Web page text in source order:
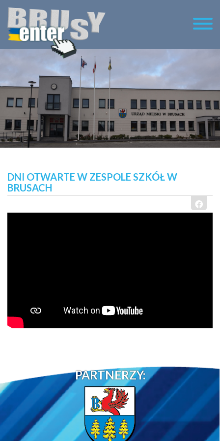
DNI OTWARTE W ZESPOLE SZKÓŁ W
BRUSACH
PARTNERZY: